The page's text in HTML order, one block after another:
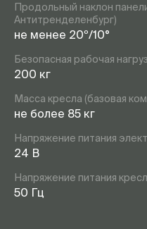
Продольный наклон
Антитренделенбург)
не менее 20º/10°
Безопасная рабочая
200 кг
Масса кресла (базовая
не более 85 кг
Напряжение питания
24 В
Напряжение питания
50 Гц